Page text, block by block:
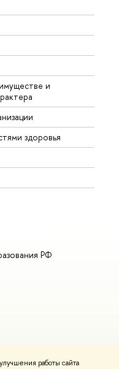
работы сайта
и
здоровья
РФ